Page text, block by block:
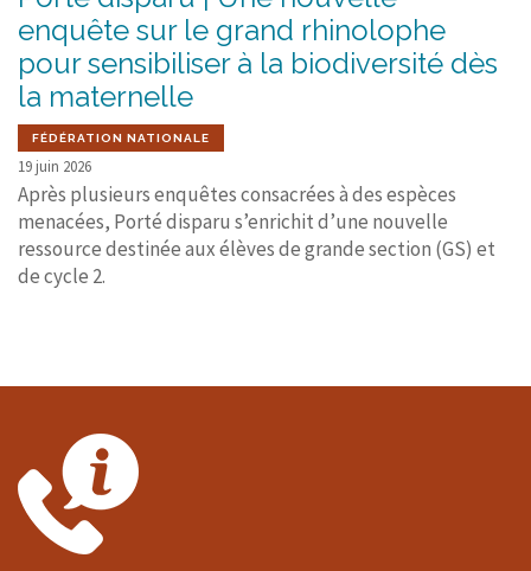
enquête sur le grand rhinolophe
pour sensibiliser à la biodiversité dès
la maternelle
FÉDÉRATION NATIONALE
19 juin 2026
Après plusieurs enquêtes consacrées à des espèces
menacées, Porté disparu s’enrichit d’une nouvelle
ressource destinée aux élèves de grande section (GS) et
de cycle 2.